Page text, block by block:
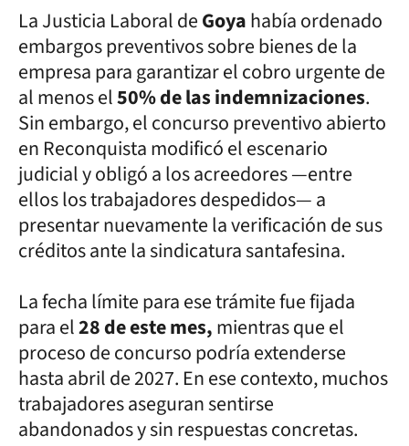
La Justicia Laboral deGoyahabía ordenado
embargos preventivos sobre bienes de la
empresa para garantizar el cobro urgente de
al menos el50% de las indemnizaciones.
Sin embargo, el concurso preventivo abierto
en Reconquista modificó el escenario
judicial y obligó a los acreedores —entre
ellos los trabajadores despedidos— a
presentar nuevamente la verificación de sus
créditos ante la sindicatura santafesina.
La fecha límite para ese trámite fue fijada
para el28 de este mes,mientras que el
proceso de concurso podría extenderse
hasta abril de 2027. En ese contexto, muchos
trabajadores aseguran sentirse
abandonados y sin respuestas concretas.